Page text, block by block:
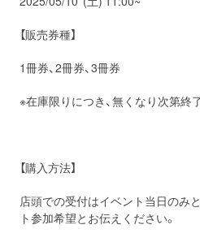
【販売券種】
1冊券、2冊券、3冊券
※在庫限りにつき、無くなり次第終
【購入方法】
店頭での受付はイベント当日のみ
ト参加希望とお伝えください。